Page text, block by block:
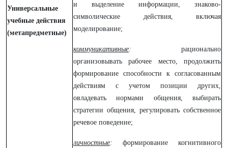
Универсальные
учебные действия
(метапредметные)
и выделение информации, знаково-
символические действия, включая
моделирование;
коммуникативные: рационально
организовывать рабочее место, продолжить
формирование способности к согласованным
действиям с учетом позиции других,
овладевать нормами общения, выбирать
стратегии общения, регулировать собственное
речевое поведение;
личностные: формирование когнитивного